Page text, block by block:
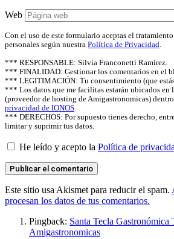
Web
Con el uso de este formulario aceptas el
personales según nuestra Política de Privacidad
*** RESPONSABLE: Silvia Franconetti Ramírez.
*** FINALIDAD: Gestionar los comentarios en el
*** LEGITIMACIÓN: Tu consentimiento (que
*** Los datos que me facilitas estarán ubicados en
(proveedor de hosting de Amigastronomicas)
privacidad de IONOS
*** DERECHOS: Por supuesto tienes derecho,
limitar y suprimir tus datos.
He leído y acepto la Política de
Este sitio usa Akismet para reducir el spam.
procesan los datos de tus comentarios.
Pingback: Santa Tecla Gastronómica
Amigastronomicas